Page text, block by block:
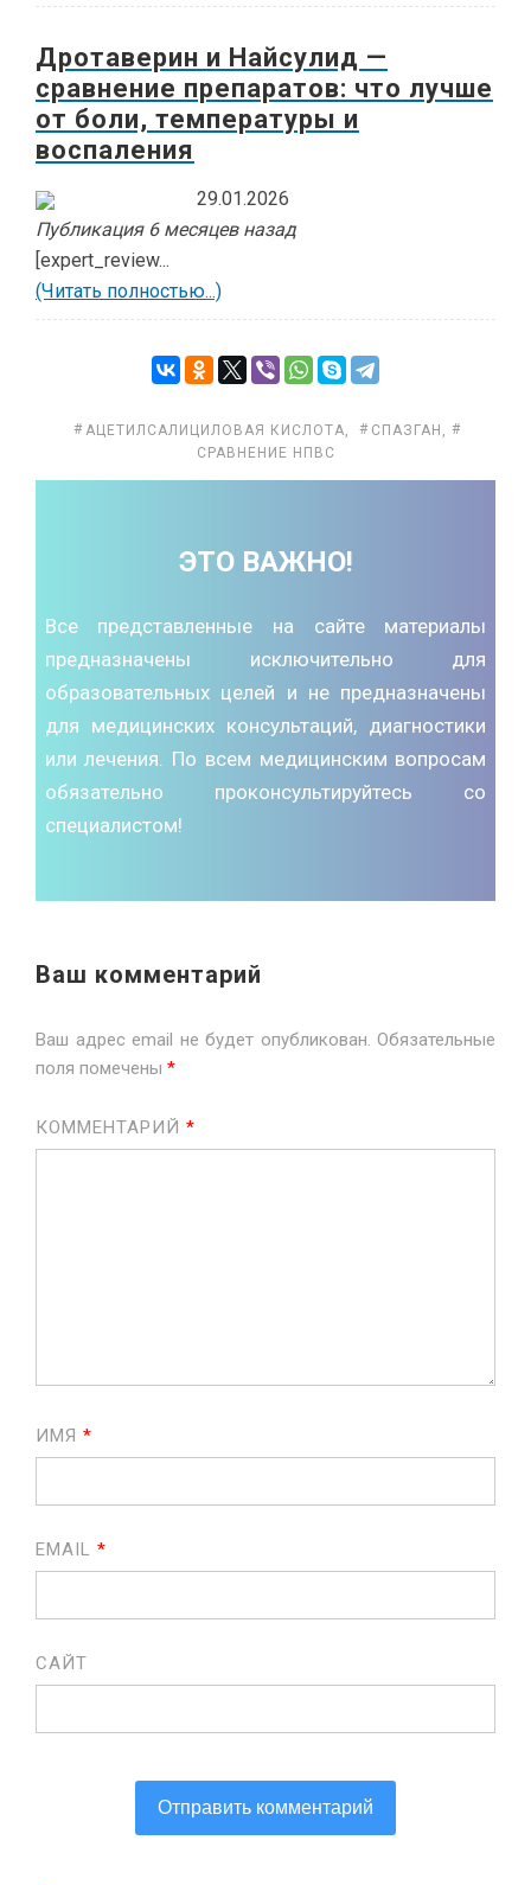
Дротаверин и Найсулид —
сравнение препаратов: что лучше
от боли, температуры и
воспаления
29.01.2026
Публикация 6 месяцев назад
[expert_review...
(Читать полностью...)
АЦЕТИЛСАЛИЦИЛОВАЯ КИСЛОТА, СПАЗГАН ,
СРАВНЕНИЕ НПВС
ЭТО ВАЖНО!
Все представленные на сайте материалы
предназначены исключительно для
образовательных целей и не предназначены
для медицинских консультаций, диагностики
или лечения. По всем медицинским вопросам
обязательно проконсультируйтесь со
специалистом!
Ваш комментарий
Ваш адрес email не будет опубликован. Обязательные
поля помечены *
КОММЕНТАРИЙ *
ИМЯ *
EMAIL *
САЙТ